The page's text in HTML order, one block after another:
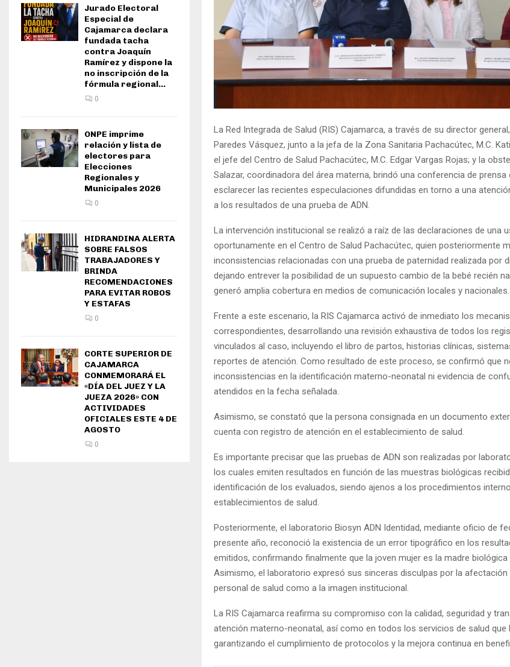
La Red Integrada de Salud (RIS) Cajamarca, a través de su director
Paredes Vásquez, junto a la jefa de la Zona Sanitaria Pachacútec, M.C.
el jefe del Centro de Salud Pachacútec, M.C. Edgar Vargas Rojas; y la
Salazar, coordinadora del área materna, brindó una conferencia de
esclarecer las recientes especulaciones difundidas en torno a una
a los resultados de una prueba de ADN.
La intervención institucional se realizó a raíz de las declaraciones de una
oportunamente en el Centro de Salud Pachacútec, quien posteriormente
inconsistencias relacionadas con una prueba de paternidad realizada por
dejando entrever la posibilidad de un supuesto cambio de la bebé recién
generó amplia cobertura en medios de comunicación locales y nacionales.
Frente a este escenario, la RIS Cajamarca activó de inmediato los
correspondientes, desarrollando una revisión exhaustiva de todos los
vinculados al caso, incluyendo el libro de partos, historias clínicas,
reportes de atención. Como resultado de este proceso, se confirmó que
inconsistencias en la identificación materno-neonatal ni evidencia de
atendidos en la fecha señalada.
Asimismo, se constató que la persona consignada en un documento
cuenta con registro de atención en el establecimiento de salud.
Es importante precisar que las pruebas de ADN son realizadas por
los cuales emiten resultados en función de las muestras biológicas
identificación de los evaluados, siendo ajenos a los procedimientos
establecimientos de salud.
Posteriormente, el laboratorio Biosyn ADN Identidad, mediante oficio de
presente año, reconoció la existencia de un error tipográfico en los
emitidos, confirmando finalmente que la joven mujer es la madre biológica
Asimismo, el laboratorio expresó sus sinceras disculpas por la
personal de salud como a la imagen institucional.
La RIS Cajamarca reafirma su compromiso con la calidad, seguridad y
atención materno-neonatal, así como en todos los servicios de salud que
garantizando el cumplimiento de protocolos y la mejora continua en
Jurado Electoral
Especial de
Cajamarca declara
fundada tacha
contra Joaquín
Ramírez y dispone la
no inscripción de la
fórmula regional...
0
ONPE imprime
relación y lista de
electores para
Elecciones
Regionales y
Municipales 2026
0
HIDRANDINA ALERTA
SOBRE FALSOS
TRABAJADORES Y
BRINDA
RECOMENDACIONES
PARA EVITAR ROBOS
Y ESTAFAS
0
CORTE SUPERIOR DE
CAJAMARCA
CONMEMORARÁ EL
«DÍA DEL JUEZ Y LA
JUEZA 2026» CON
ACTIVIDADES
OFICIALES ESTE 4 DE
AGOSTO
0